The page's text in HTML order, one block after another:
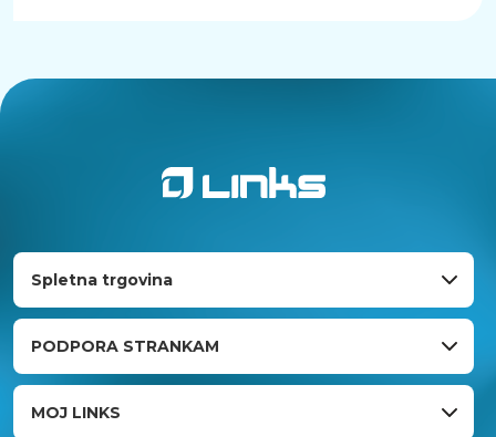
Spletna trgovina
PODPORA STRANKAM
MOJ LINKS